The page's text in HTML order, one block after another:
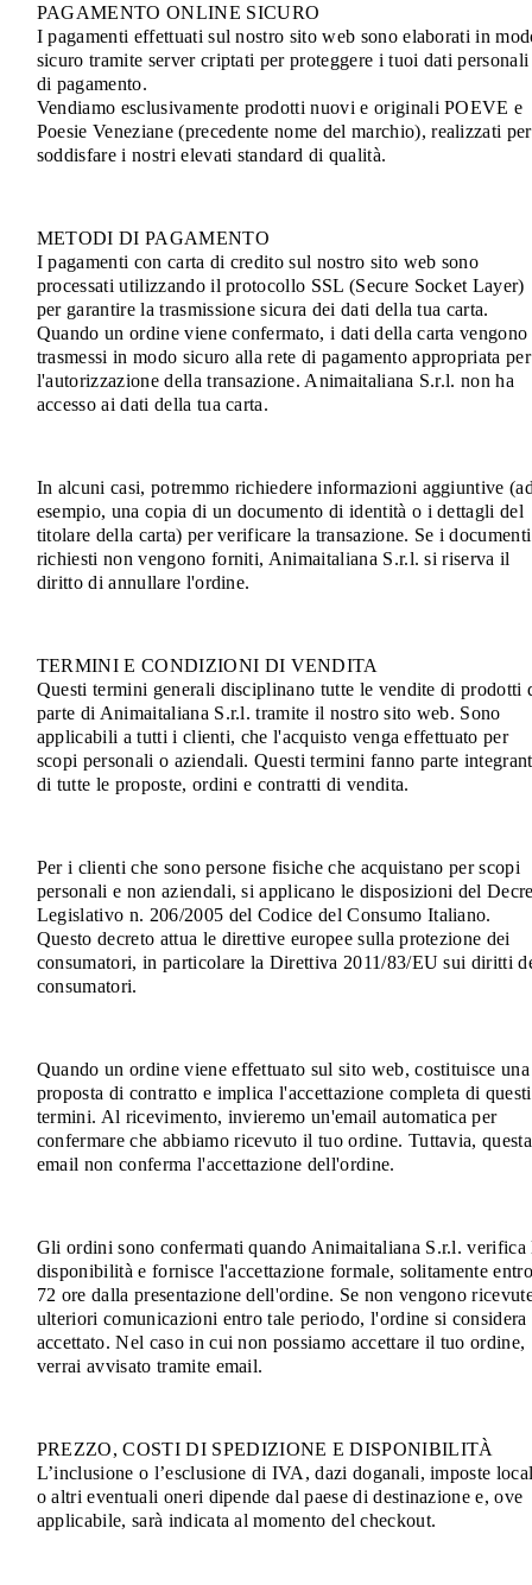
PAGAMENTO ONLINE SICURO
I pagamenti effettuati sul nostro sito web sono elaborati in
sicuro tramite server criptati per proteggere i tuoi dati personali
di pagamento.
Vendiamo esclusivamente prodotti nuovi e originali POEVE e
Poesie Veneziane (precedente nome del marchio), realizzati per
soddisfare i nostri elevati standard di qualità.
METODI DI PAGAMENTO
I pagamenti con carta di credito sul nostro sito web sono
processati utilizzando il protocollo SSL (Secure Socket Layer)
per garantire la trasmissione sicura dei dati della tua carta.
Quando un ordine viene confermato, i dati della carta vengono
trasmessi in modo sicuro alla rete di pagamento appropriata per
l'autorizzazione della transazione. Animaitaliana S.r.l. non ha
accesso ai dati della tua carta.
In alcuni casi, potremmo richiedere informazioni aggiuntive
esempio, una copia di un documento di identità o i dettagli del
titolare della carta) per verificare la transazione. Se i documenti
richiesti non vengono forniti, Animaitaliana S.r.l. si riserva il
diritto di annullare l'ordine.
TERMINI E CONDIZIONI DI VENDITA
Questi termini generali disciplinano tutte le vendite di prodotti
parte di Animaitaliana S.r.l. tramite il nostro sito web. Sono
applicabili a tutti i clienti, che l'acquisto venga effettuato per
scopi personali o aziendali. Questi termini fanno parte
di tutte le proposte, ordini e contratti di vendita.
Per i clienti che sono persone fisiche che acquistano per scopi
personali e non aziendali, si applicano le disposizioni del
Legislativo n. 206/2005 del Codice del Consumo Italiano.
Questo decreto attua le direttive europee sulla protezione dei
consumatori, in particolare la Direttiva 2011/83/EU sui diritti
consumatori.
Quando un ordine viene effettuato sul sito web, costituisce una
proposta di contratto e implica l'accettazione completa di questi
termini. Al ricevimento, invieremo un'email automatica per
confermare che abbiamo ricevuto il tuo ordine. Tuttavia, questa
email non conferma l'accettazione dell'ordine.
Gli ordini sono confermati quando Animaitaliana S.r.l. verifica
disponibilità e fornisce l'accettazione formale, solitamente entro
72 ore dalla presentazione dell'ordine. Se non vengono
ulteriori comunicazioni entro tale periodo, l'ordine si considera
accettato. Nel caso in cui non possiamo accettare il tuo ordine,
verrai avvisato tramite email.
PREZZO, COSTI DI SPEDIZIONE E DISPONIBILITÀ
L’inclusione o l’esclusione di IVA, dazi doganali, imposte
o altri eventuali oneri dipende dal paese di destinazione e, ove
applicabile, sarà indicata al momento del checkout.